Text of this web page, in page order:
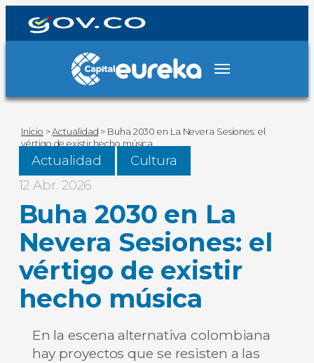
Inicio >Actualidad > Buha 2030 en La Nevera Sesiones: el
vértigo de existir hecho música
Actualidad
Cultura
12 Abr. 2026
Buha 2030 en La
Nevera Sesiones: el
vértigo de existir
hecho música
En la escena alternativa colombiana
hay proyectos que se resisten a las